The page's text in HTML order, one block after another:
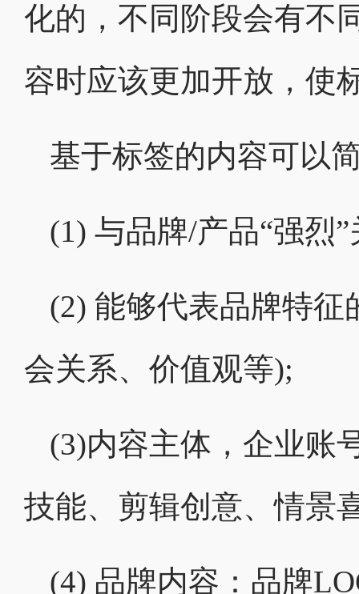
化的，不同阶段会有不
容时应该更加开放，使
基于标签的内容可以
(1) 与品牌/产品“强烈
(2) 能够代表品牌特
会关系、价值观等);
(3)内容主体，企业账
技能、剪辑创意、情景
(4) 品牌内容：品牌